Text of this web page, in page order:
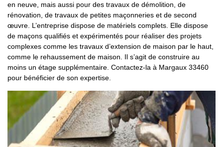
en neuve, mais aussi pour des travaux de démolition, de
rénovation, de travaux de petites maçonneries et de second
œuvre. L’entreprise dispose de matériels complets. Elle dispose
de maçons qualifiés et expérimentés pour réaliser des projets
complexes comme les travaux d’extension de maison par le haut,
comme le rehaussement de maison. Il s’agit de construire au
moins un étage supplémentaire. Contactez-la à Margaux 33460
pour bénéficier de son expertise.